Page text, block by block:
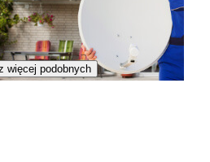
więcej podobnych